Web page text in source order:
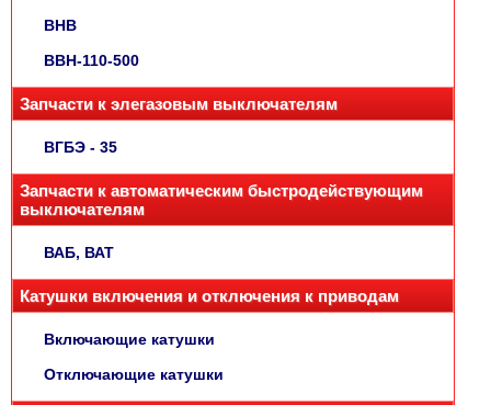
ВНВ
ВВН-110-500
Запчасти к элегазовым выключателям
ВГБЭ - 35
Запчасти к автоматическим быстродействующим
выключателям
ВАБ, ВАТ
Катушки включения и отключения к приводам
Включающие катушки
Отключающие катушки